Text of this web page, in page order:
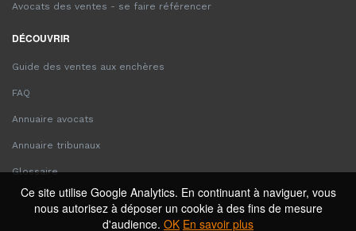
Ce site utilise Google Analytics. En continuant à naviguer, vous
nous autorisez à déposer un cookie à des fins de mesure
d'audience. OK En savoir plus
Avocats des ventes - se faire référencer
DÉCOUVRIR
Guide des ventes aux enchères
FAQ
Annuaire avocats
Annuaire tribunaux
Glossaire